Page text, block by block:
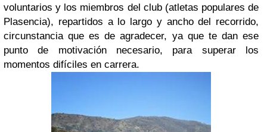
voluntarios y los miembros del club (atletas populares de
Plasencia), repartidos a lo largo y ancho del recorrido,
circunstancia que es de agradecer, ya que te dan ese
punto de motivación necesario, para superar los
momentos difíciles en carrera.